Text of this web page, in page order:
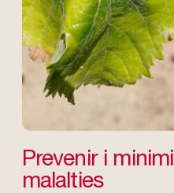
Prevenir i
malalties